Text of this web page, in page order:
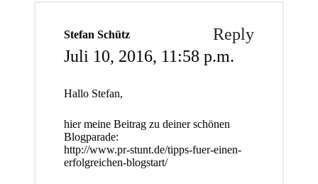
Stefan Schütz
Reply
Juli 10, 2016, 11:58 p.m.
Hallo Stefan,
hier meine Beitrag zu deiner schönen
Blogparade:
http://www.pr-stunt.de/tipps-fuer-einen-
erfolgreichen-blogstart/